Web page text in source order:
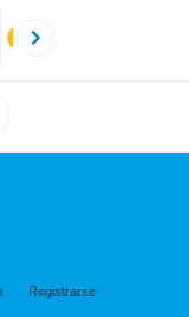
Registrarse